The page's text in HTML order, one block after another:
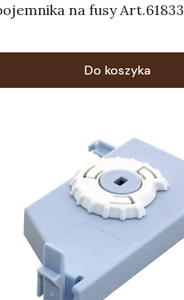
na fusy Art.61833
Do koszyka